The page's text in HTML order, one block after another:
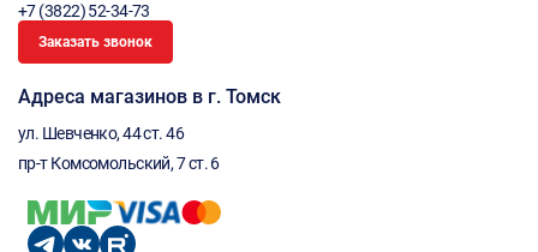
+7 (3822) 52-34-73
Заказать звонок
Адреса магазинов в г. Томск
ул. Шевченко, 44 ст. 46
пр-т Комсомольский, 7 ст. 6